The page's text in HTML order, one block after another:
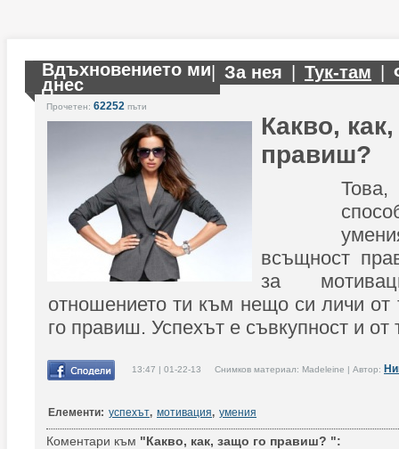
Вдъхновението ми
днес
За нея Тук-там
Прочетен: 62252 пъти
Какво,
правиш?
всъщност
за
отношението ти към нещо си личи от
го правиш. Успехът е съвкупност и от
13:47 | 01-22-13 Снимков материал: Madeleine | Автор:
Елементи: успехът, мотивация, умения
Коментари към "Какво, как, защо го правиш? ":